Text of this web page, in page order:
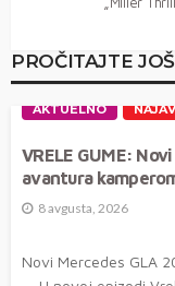
PROČITAJTE JOŠ
AKTUELNO
VRELE GUME:
avantura
8 avgusta, 2026
Novi Mercedes GLA